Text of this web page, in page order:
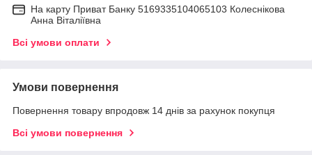
На карту Приват Банку 5169335104065103 Колеснікова
Анна Віталіївна
Всі умови оплати
Умови повернення
Повернення товару впродовж 14 днів за рахунок покупця
Всі умови повернення